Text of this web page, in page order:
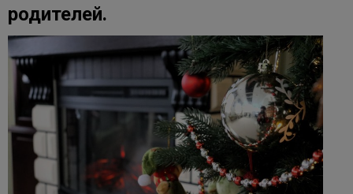
родителей.